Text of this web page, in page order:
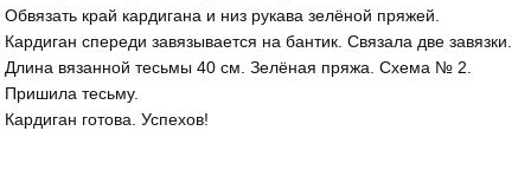
Обвязать край кардигана и низ рукава зелёной пряжей.
Кардиган спереди завязывается на бантик. Связала две завязки.
Длина вязанной тесьмы 40 см. Зелёная пряжа. Схема № 2.
Пришила тесьму.
Кардиган готова. Успехов!